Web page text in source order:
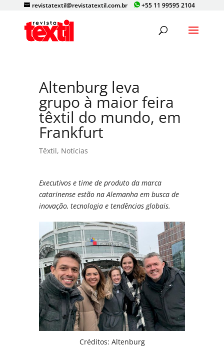
+55 11 99595 2104
revistatextil@revistatextil.com.br
Altenburg leva
grupo à maior feira
têxtil do mundo, em
Frankfurt
Têxtil, Notícias
Executivos e time de produto da marca
catarinense estão na Alemanha em busca de
inovação, tecnologia e tendências globais.
Créditos: Altenburg